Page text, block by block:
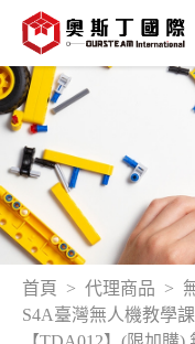
首頁 代理商品
S4A臺灣無人機教學